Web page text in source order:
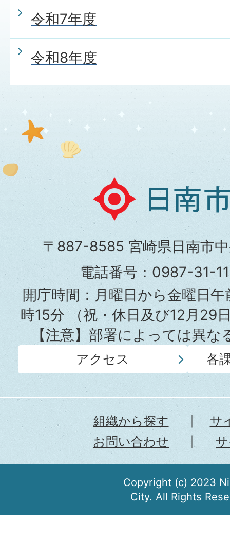
令和7年度
令和8年度
日
南
市
役
所
〒887-8585 宮崎県日南市
電話番号：0987-31-
開庁時間：月曜日から金曜日
時15分（祝・休日及び12月29
【注意】部署によっては異
アクセス 各
組織から探す
サ
お問い合わせ
Copyright (c) 2023
City. All Rights